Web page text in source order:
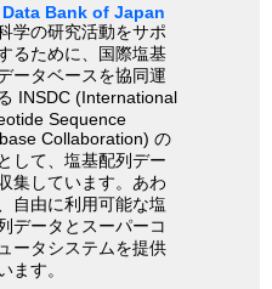
Data Bank of Japan
学の研究活動をサポ
るために、国際塩基
ータベースを協同運
INSDC (International
Sequence
Collaboration) の
して、塩基配列デー
集しています。あわ
自由に利用可能な塩
データとスーパーコ
ータシステムを提供
ます。